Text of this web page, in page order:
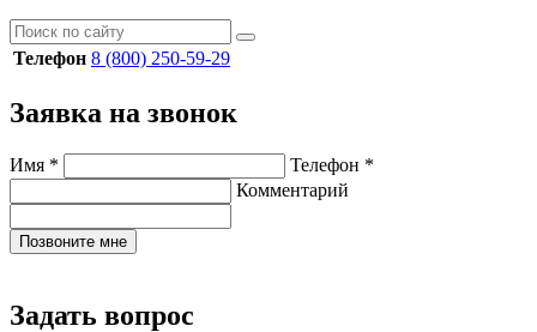
Телефон 8 (800) 250-59-29
Заявка на звонок
Имя * Телефон *
Комментарий
Позвоните мне
Задать вопрос